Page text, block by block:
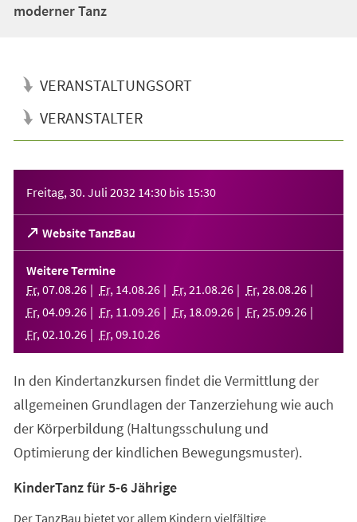
moderner Tanz
VERANSTALTUNGSORT
VERANSTALTER
Freitag, 30. Juli 2032 14:30 bis 15:30
Website TanzBau
(Öffnet
in
einem
neuen
Tab)
Weitere Termine
Fr, 07.08.26 Fr, 14.08.26 Fr, 21 .08.26 Fr, 28.08.26
Fr, 04.09.26 Fr, 11 .09.26 Fr, 18.09.26 Fr, 25.09.26
Fr, 02.10.26 Fr, 09.10.26
In den Kindertanzkursen findet die Vermittlung der
allgemeinen Grundlagen der Tanzerziehung wie auch
der Körperbildung (Haltungsschulung und
Optimierung der kindlichen Bewegungsmuster).
KinderTanz für 5-6 Jährige
Der TanzBau bietet vor allem Kindern vielfältige